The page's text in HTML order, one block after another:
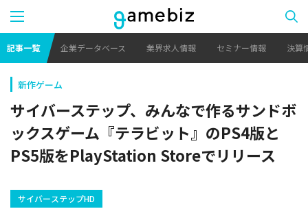
記事一覧 企業データベース 業界求人情報 セミナー情報 決算
新作ゲーム
サイバーステップ、みんなで作るサンドボ
ックスゲーム『テラビット』のPS4版と
PS5版をPlayStation Storeでリリース
サイバーステップHD